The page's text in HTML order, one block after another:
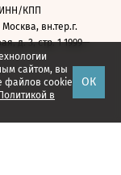
сайтом, вы
файлов cookie
Политикой в
ОК
КПП
Москва, вн.тер.г.
д. 3, стр. 1 1999—